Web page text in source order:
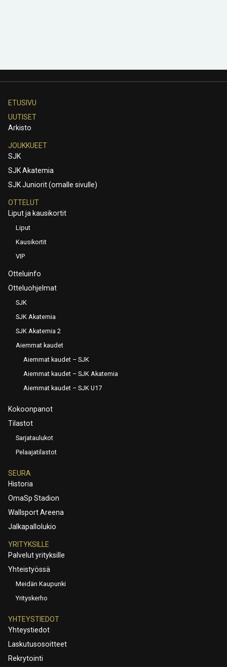
ETUSIVU
UUTISET
Arkisto
JOUKKUEET
SJK
SJK Akatemia
SJK Juniorit (omalle sivulle)
OTTELUT
Liput ja kausikortit
Liput
Kausikortit
VIP
Otteluinfo
Otteluohjelmat
SJK
SJK Akatemia
SJK Akatemia 2
Aiemmat kaudet
Aiemmat kaudet – SJK
Aiemmat kaudet – SJK Akatemia
Aiemmat kaudet – SJK U17
Kokoonpanot
Tilastot
Sarjataulukot
Pelaajatilastot
SEURA
Historia
OmaSp Stadion
Wallsport Areena
Jalkapallolukio
YRITYKSILLE
Palvelut yrityksille
Yhteistyössä
Meidän Kaupunki
Yrityskerho
YHTEYSTIEDOT
Yhteystiedot
Laskutusosoitteet
Rekrytointi